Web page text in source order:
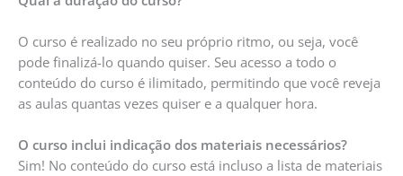
O curso é realizado no seu próprio ritmo, ou seja, você
pode finalizá-lo quando quiser. Seu acesso a todo o
conteúdo do curso é ilimitado, permitindo que você reveja
as aulas quantas vezes quiser e a qualquer hora.
O curso inclui indicação dos materiais necessários?
Sim! No conteúdo do curso está incluso a lista de materiais